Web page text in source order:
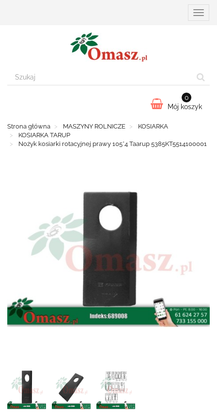
Mój koszyk
0
Strona główna MASZYNY ROLNICZE
KOSIARKA
KOSIARKA TARUP
Nożyk kosiarki rotacyjnej prawy 105*4 Taarup 5385KT5514100001